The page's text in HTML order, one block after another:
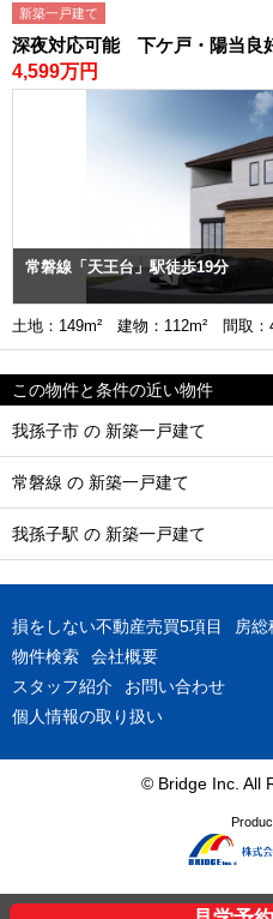
新築一戸建て
深夜対応可能 下ケ戸・陽当良
4,599万円
常磐線「天王台」駅徒歩19分
土地：149m² 建物：112m² 間取
この物件と条件の近い物件
我孫子市 の 新築一戸建て
常磐線 の 新築一戸建て
我孫子駅 の 新築一戸建て
損をしない不動産売買5項目
房総
物件検索
会社概要
スタッフ紹介
お問い合わせ
個人情報の取り扱い
© Bridge Inc. All